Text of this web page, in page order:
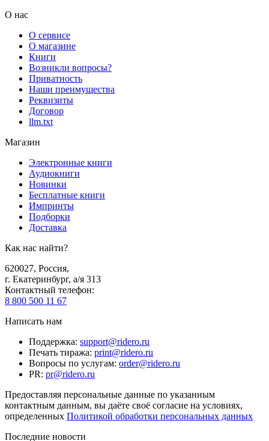
О нас
О сервисе
О магазине
Книги
Возникли вопросы?
Приватность
Наши преимущества
Реквизиты
Договор
llm.txt
Магазин
Электронные книги
Аудиокниги
Новинки
Бесплатные книги
Импринты
Подборки
Доставка
Как нас найти?
620027, Россия,
г. Екатеринбург, а/я 313
Контактный телефон:
8 800 500 11 67
Написать нам
Поддержка: support@ridero.ru
Печать тиража: print@ridero.ru
Вопросы по услугам: order@ridero.ru
PR: pr@ridero.ru
Предоставляя персональные данные по указанным
контактным данным, вы даёте своё согласие на условиях,
определенных Политикой обработки персональных данных
Последние новости